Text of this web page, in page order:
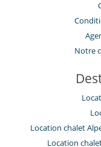
Notre
Location chalet
Location